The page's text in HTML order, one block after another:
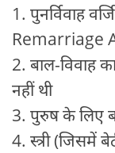
1. पुनर्विवाह
Remarriage
2. बाल-विवाह
नहीं थी
3. पुरुष के लिए
4. स्त्री (जिसमें